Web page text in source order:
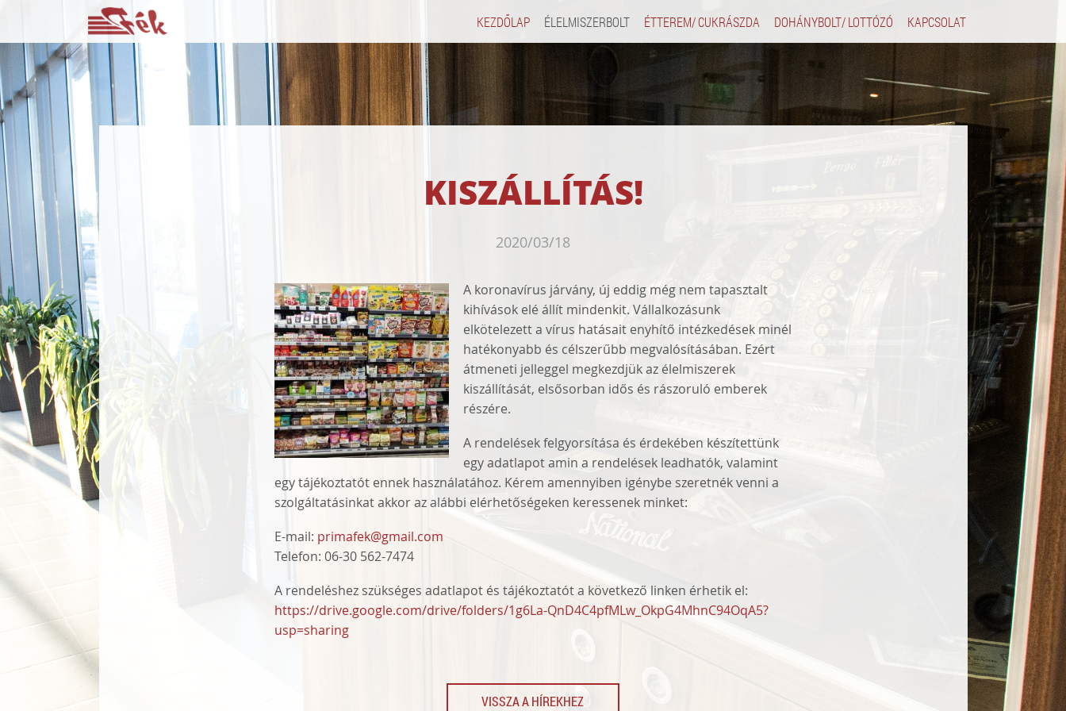
KEZDŐLAP ÉLELMISZERBOLT ÉTTEREM/ CUKRÁSZDA DOHÁNYBOLT/ LOTTÓZÓ KAPCSOLAT
KISZÁLLÍTÁS!
2020/03/18
A koronavírus járvány, új eddig még nem tapasztalt
kihívások elé állít mindenkit. Vállalkozásunk
elkötelezett a vírus hatásait enyhítő intézkedések minél
hatékonyabb és célszerűbb megvalósításában. Ezért
átmeneti jelleggel megkezdjük az élelmiszerek
kiszállítását, elsősorban idős és rászoruló emberek
részére.
A rendelések felgyorsítása és érdekében készítettünk
egy adatlapot amin a rendelések leadhatók, valamint
egy tájékoztatót ennek használatához. Kérem amennyiben igénybe szeretnék venni a
szolgáltatásinkat akkor az alábbi elérhetőségeken keressenek minket:
E-mail: primafek@gmail.com
Telefon: 06-30 562-7474
A rendeléshez szükséges adatlapot és tájékoztatót a következő linken érhetik el:
https://drive.google.com/drive/folders/1g6La-QnD4C4pfMLw_OkpG4MhnC94OqA5?
usp=sharing
VISSZA A HÍREKHEZ